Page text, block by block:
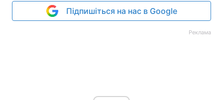
Підпишіться на нас в Google
Реклама